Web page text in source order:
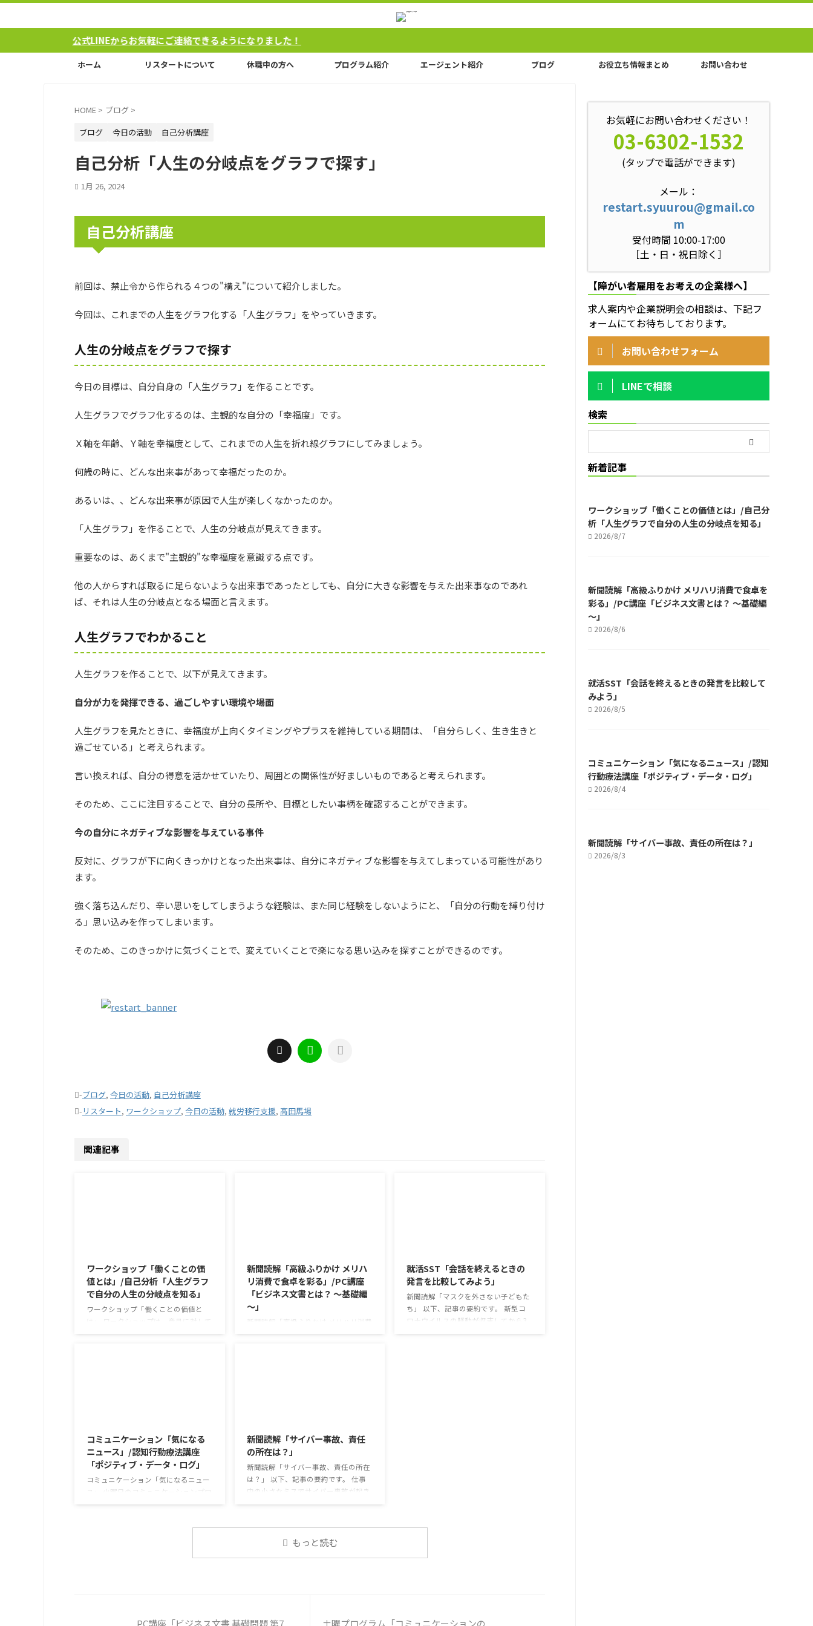
公式LINEからお気軽にご連絡できるようになりました！
ホーム リスタートについて 休職中の方へ プログラム紹介 エージェント紹介 ブログ お役立ち情報まとめ お問い合わせ
HOME > ブログ >
ブログ
今日の活動 自己分析講座
自己分析「人生の分岐点をグラフで探す」
1月 26, 2024
自己分析講座
前回は、禁止令から作られる４つの"構え"について紹介しました。
今回は、これまでの人生をグラフ化する「人生グラフ」をやっていきます。
人生の分岐点をグラフで探す
今日の目標は、自分自身の「人生グラフ」を作ることです。
人生グラフでグラフ化するのは、主観的な自分の「幸福度」です。
Ｘ軸を年齢、Ｙ軸を幸福度として、これまでの人生を折れ線グラフにしてみましょう。
何歳の時に、どんな出来事があって幸福だったのか。
あるいは、、どんな出来事が原因で人生が楽しくなかったのか。
「人生グラフ」を作ることで、人生の分岐点が見えてきます。
重要なのは、あくまで"主観的"な幸福度を意識する点です。
他の人からすれば取るに足らないような出来事であったとしても、自分に大きな影響を与えた出来事なのであれ
ば、それは人生の分岐点となる場面と言えます。
人生グラフでわかること
人生グラフを作ることで、以下が見えてきます。
自分が力を発揮できる、過ごしやすい環境や場面
人生グラフを見たときに、幸福度が上向くタイミングやプラスを維持している期間は、「自分らしく、生き生きと
過ごせている」と考えられます。
言い換えれば、自分の得意を活かせていたり、周囲との関係性が好ましいものであると考えられます。
そのため、ここに注目することで、自分の長所や、目標としたい事柄を確認することができます。
今の自分にネガティブな影響を与えている事件
反対に、グラフが下に向くきっかけとなった出来事は、自分にネガティブな影響を与えてしまっている可能性があり
ます。
強く落ち込んだり、辛い思いをしてしまうような経験は、また同じ経験をしないようにと、「自分の行動を縛り付け
る」思い込みを作ってしまいます。
そのため、このきっかけに気づくことで、変えていくことで楽になる思い込みを探すことができるのです。
-ブログ, 今日の活動, 自己分析講座
- リスタート, ワークショップ, 今日の活動, 就労移行支援, 高田馬場
関連記事
ワークショップ「働くことの価
値とは」/自己分析「人生グラフ
で自分の人生の分岐点を知る」
ワークショップ「働くことの価値と
は」 ワークショップは、意見に対して
ますよ。 今回のテーマは「働くことの
価値とは」です。 働くことの価値とは
なんなのでしょうか。 もちろん、お金
を稼ぐことも重要な働くこと ...
新聞読解「高級ふりかけ メリハ
リ消費で食卓を彩る」/PC講座
「ビジネス文書とは？ ～基礎編
～」
新聞読解「高級ふりかけ メリハリ消費
りかけと変わらず栄養も取れるのでは
ふりかけのように小さな喜びを得て、
精神的なケアをすることも重要 支出を
減らすも ...
就活SST「会話を終えるときの
発言を比較してみよう」
新聞読解「マスクを外さない子どもた
ち」 以下、記事の要約です。 新型コ
ロナウイルスの騒動が収束してから3
コミュニケーション「気になる
ニュース」/認知行動療法講座
「ポジティブ・データ・ログ」
コミュニケーション「気になるニュー
ス」 火曜日のコミュニケーションプロ
ていく中で必要なコミュニケーション
新聞読解「サイバー事故、責任
の所在は？」
新聞読解「サイバー事故、責任の所在
は？」 以下、記事の要約です。 仕事
中の小さなミスでサイバー事故が起き
従業員側に懲戒処分を行っている。 利
用者さんの意見 サイバー事故は手口
もっと読む
PC講座「ビジネス文書 基礎問題 第7 土曜プログラム「コミュニケーションの
お気軽にお問い合わせください！
03-6302-1532
(タップで電話ができます)
メール：
restart.syuurou@gmail.co
m
受付時間 10:00-17:00
［土・日・祝日除く］
【障がい者雇用をお考えの企業様へ】
求人案内や企業説明会の相談は、下記フ
ォームにてお待ちしております。
お問い合わせフォーム
LINEで相談
検索
新着記事
ワークショップ「働くことの価値とは」/自己分
析「人生グラフで自分の人生の分岐点を知る」
2026/8/7
新聞読解「高級ふりかけ メリハリ消費で食卓を
彩る」/PC講座「ビジネス文書とは？ ～基礎編
～」
2026/8/6
就活SST「会話を終えるときの発言を比較して
みよう」
2026/8/5
コミュニケーション「気になるニュース」/認知
行動療法講座「ポジティブ・データ・ログ」
2026/8/4
新聞読解「サイバー事故、責任の所在は？」
2026/8/3